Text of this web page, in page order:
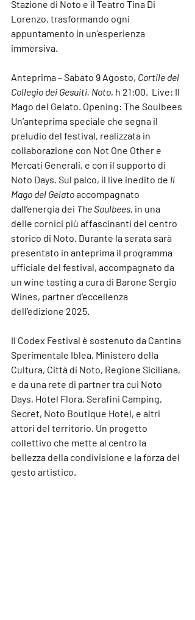
Stazione di Noto e il Teatro Tina Di
Lorenzo, trasformando ogni
appuntamento in un’esperienza
immersiva.
Anteprima – Sabato 9 Agosto, Cortile del
Collegio dei Gesuiti, Noto, h 21:00.  Live: Il
Mago del Gelato. Opening: The Soulbees
Un’anteprima speciale che segna il
preludio del festival, realizzata in
collaborazione con Not One Other e
Mercati Generali, e con il supporto di
Noto Days. Sul palco, il live inedito de Il
Mago del Gelato accompagnato
dall’energia dei The Soulbees, in una
delle cornici più affascinanti del centro
storico di Noto. Durante la serata sarà
presentato in anteprima il programma
ufficiale del festival, accompagnato da
un wine tasting a cura di Barone Sergio
Wines, partner d’eccellenza
dell’edizione 2025.
Il Codex Festival è sostenuto da Cantina
Sperimentale Iblea, Ministero della
Cultura, Città di Noto, Regione Siciliana,
e da una rete di partner tra cui Noto
Days, Hotel Flora, Serafini Camping,
Secret, Noto Boutique Hotel, e altri
attori del territorio. Un progetto
collettivo che mette al centro la
bellezza della condivisione e la forza del
gesto artistico.